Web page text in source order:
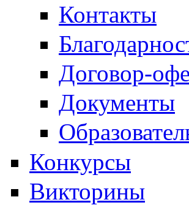
Контакты
Договор-
Документы
Конкурсы
Викторины